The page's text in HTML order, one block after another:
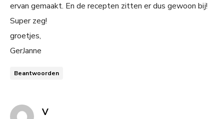
ervan gemaakt. En de recepten zitten er dus gewoon bij!
Super zeg!
groetjes,
GerJanne
Beantwoorden
Vsays: